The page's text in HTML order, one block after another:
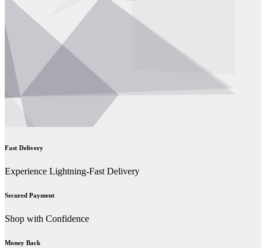
Fast Delivery
Experience Lightning-Fast Delivery
Secured Payment
Shop with Confidence
Money Back